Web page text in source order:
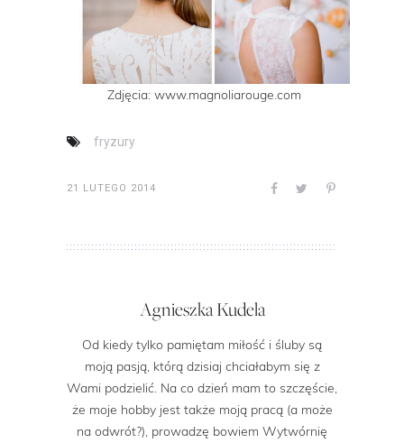
Zdjęcia: www.magnoliarouge.com
fryzury
21 LUTEGO 2014
Agnieszka Kudela
Od kiedy tylko pamiętam miłość i śluby są
moją pasją, którą dzisiaj chciałabym się z
Wami podzielić. Na co dzień mam to szczęście,
że moje hobby jest także moją pracą (a może
na odwrót?), prowadzę bowiem Wytwórnię